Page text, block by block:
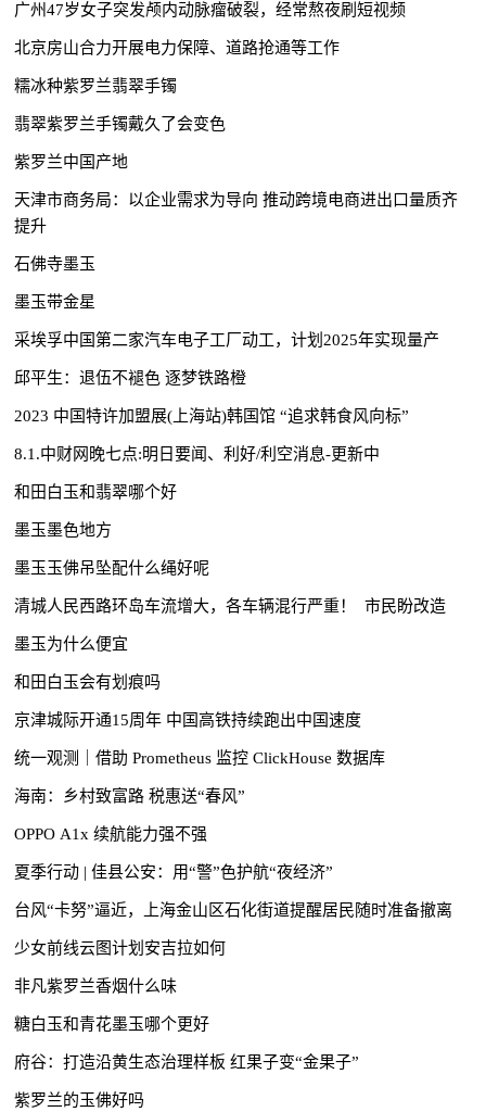
广州47岁女子突发颅内动脉瘤破裂，经常熬夜刷短视频
北京房山合力开展电力保障、道路抢通等工作
糯冰种紫罗兰翡翠手镯
翡翠紫罗兰手镯戴久了会变色
紫罗兰中国产地
天津市商务局：以企业需求为导向 推动跨境电商进出口量质齐
提升
石佛寺墨玉
墨玉带金星
采埃孚中国第二家汽车电子工厂动工，计划2025年实现量产
邱平生：退伍不褪色 逐梦铁路橙
2023 中国特许加盟展(上海站)韩国馆 “追求韩食风向标”
8.1.中财网晚七点:明日要闻、利好/利空消息-更新中
和田白玉和翡翠哪个好
墨玉墨色地方
墨玉玉佛吊坠配什么绳好呢
清城人民西路环岛车流增大，各车辆混行严重！ 市民盼改造
墨玉为什么便宜
和田白玉会有划痕吗
京津城际开通15周年 中国高铁持续跑出中国速度
统一观测｜借助 Prometheus 监控 ClickHouse 数据库
海南：乡村致富路 税惠送“春风”
OPPO A1x 续航能力强不强
夏季行动 | 佳县公安：用“警”色护航“夜经济”
台风“卡努”逼近，上海金山区石化街道提醒居民随时准备撤离
少女前线云图计划安吉拉如何
非凡紫罗兰香烟什么味
糖白玉和青花墨玉哪个更好
府谷：打造沿黄生态治理样板 红果子变“金果子”
紫罗兰的玉佛好吗